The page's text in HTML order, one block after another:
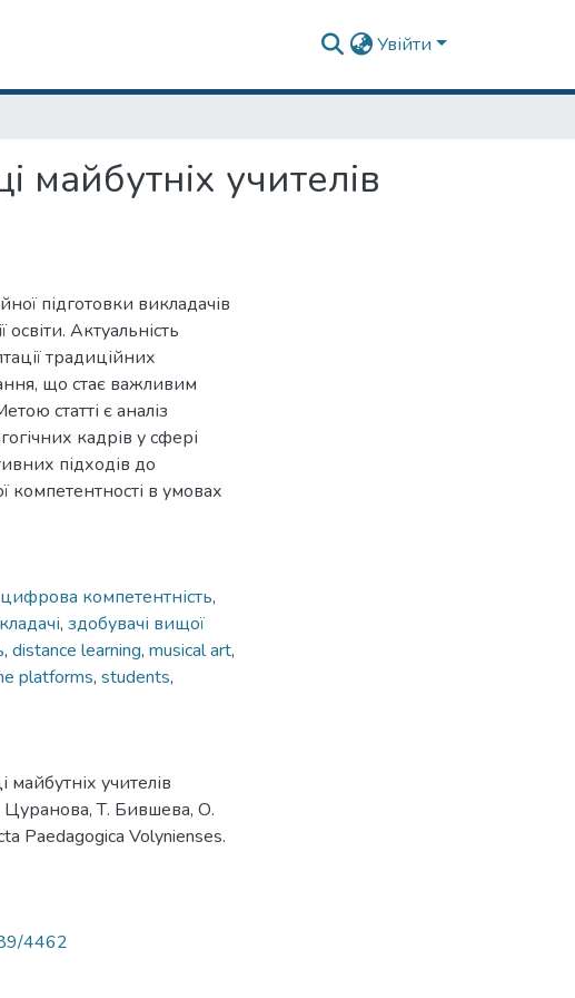
Увійти
майбутніх учителів
підготовки викладачів
Актуальність
традиційних
що стає важливим
статті є аналіз
кадрів у сфері
підходів до
компетентності в умовах
цифрова компетентність,
, здобувачі вищої
, distance learning, musical art,
platforms, students,
майбутніх учителів
Цуранова, Т. Бившева, О.
Paedagogiсa Volynienses.
4462